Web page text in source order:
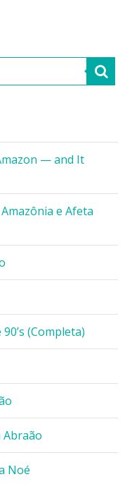
— and It
e Afeta
90’s (Completa)
Abraão
Noé